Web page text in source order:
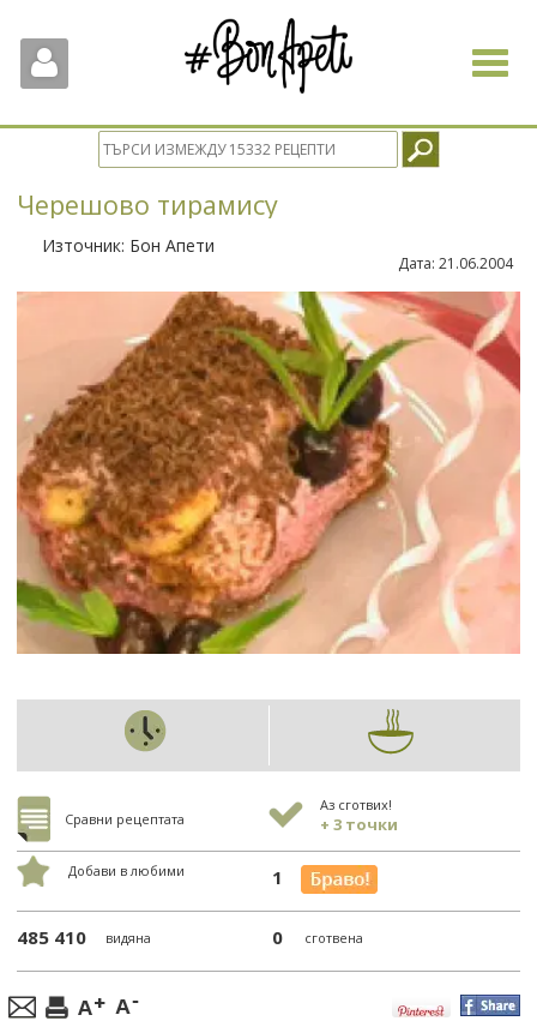
Toggle
Черешово тирамису
Източник: Бон Апети
Дата: 21.06.2004
Сравни рецептата
Аз сготвих!
+ 3 точки
Добави в любими 1
485 410 видяна 0 сготвена